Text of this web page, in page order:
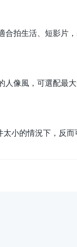
合拍生活、短影片
人像風，可選配最
小的情況下，反而